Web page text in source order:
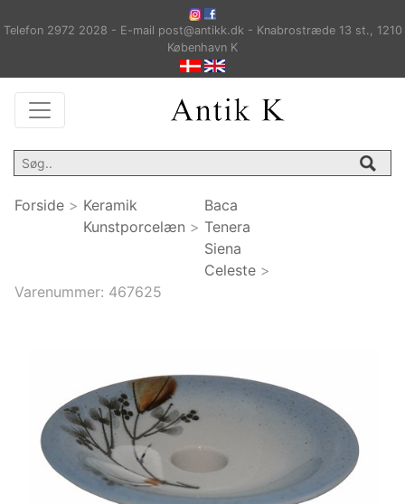
Telefon 2972 2028 - E-mail post@antikk.dk - Knabrostræde 13 st., 1210
København K
Forside > Keramik
Kunstporcelæn >
Baca
Tenera
Siena
Celeste >
Varenummer: 467625